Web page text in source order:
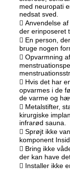
med neuropati
nedsat sved.
 Anvendelse
der erinposeret
 En person,
bruge nogen
 Opvarmning
 Hvis det har
opvarmes i de
de varme og
 Metalstifter,
kirurgiske
infrarød sauna.
 Sprøjt ikke
komponent
 Bring ikke
der kan have
 Installer ikke